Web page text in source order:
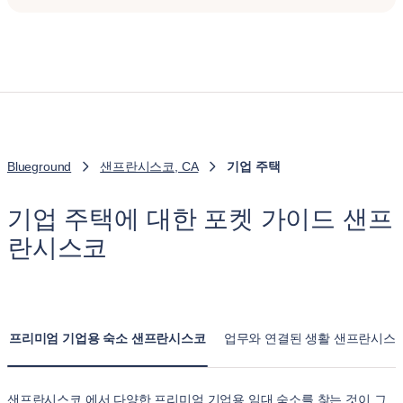
Blueground 샌프란시스코, CA 기업 주택
기업 주택에 대한 포켓 가이드 샌프
란시스코
프리미엄 기업용 숙소 샌프란시스코 업무와 연결된 생활 샌프란시스
샌프란시스코 에서 다양한 프리미엄 기업용 임대 숙소를 찾는 것이 그